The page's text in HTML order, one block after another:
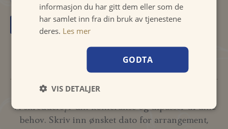
Forespørsel
Vi skreddersyr din konferanse og tilpasser til dine
behov. Skriv inn ønsket dato for arrangement,
informasjon du har gitt dem eller som de
har samlet inn fra din bruk av tjenestene
deres. Les mer
GODTA
VIS DETALJER